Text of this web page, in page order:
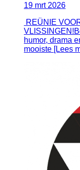
19 mrt 2026
REÜNIE
humor, drama
mooiste [Lees